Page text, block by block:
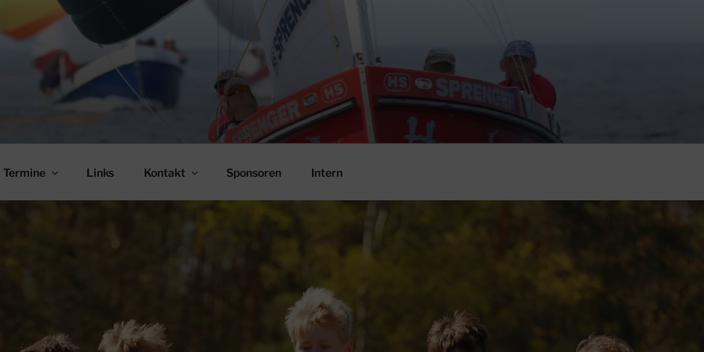
Termine Links Kontakt Sponsoren Intern